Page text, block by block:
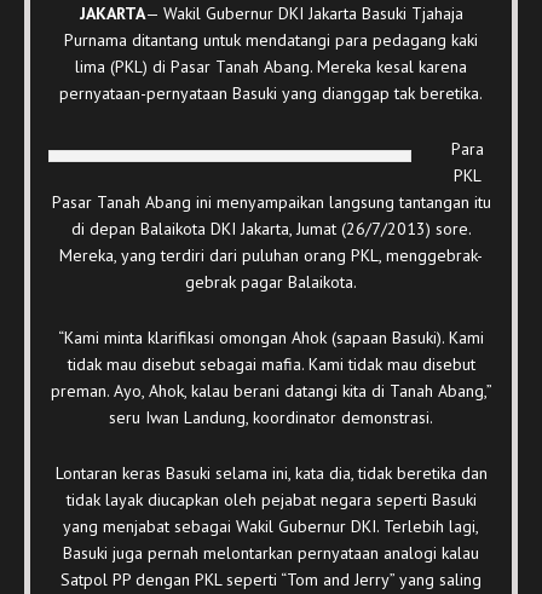
JAKARTA— Wakil Gubernur DKI Jakarta Basuki Tjahaja
Purnama ditantang untuk mendatangi para pedagang kaki
lima (PKL) di Pasar Tanah Abang. Mereka kesal karena
pernyataan-pernyataan Basuki yang dianggap tak beretika.
Para
PKL
Pasar Tanah Abang ini menyampaikan langsung tantangan itu
di depan Balaikota DKI Jakarta, Jumat (26/7/2013) sore.
Mereka, yang terdiri dari puluhan orang PKL, menggebrak-
gebrak pagar Balaikota.
“Kami minta klarifikasi omongan Ahok (sapaan Basuki). Kami
tidak mau disebut sebagai mafia. Kami tidak mau disebut
preman. Ayo, Ahok, kalau berani datangi kita di Tanah Abang,”
seru Iwan Landung, koordinator demonstrasi.
Lontaran keras Basuki selama ini, kata dia, tidak beretika dan
tidak layak diucapkan oleh pejabat negara seperti Basuki
yang menjabat sebagai Wakil Gubernur DKI. Terlebih lagi,
Basuki juga pernah melontarkan pernyataan analogi kalau
Satpol PP dengan PKL seperti “Tom and Jerry” yang saling